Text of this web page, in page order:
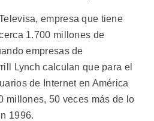
empresa que tiene
1.700 millones de
empresas de
Lynch calculan que para el
de Internet en América
millones, 50 veces más de lo
1996.